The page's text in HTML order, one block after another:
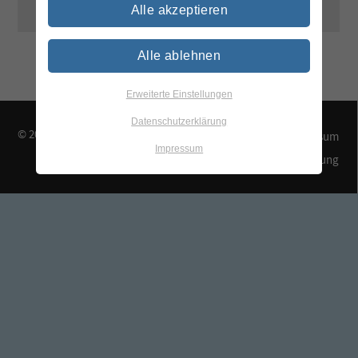
© 2026 TEGEWA e.V.
Impressum
Datenschutzerklärung
Alle akzeptieren
Alle ablehnen
Erweiterte Einstellungen
Datenschutzerklärung
Impressum